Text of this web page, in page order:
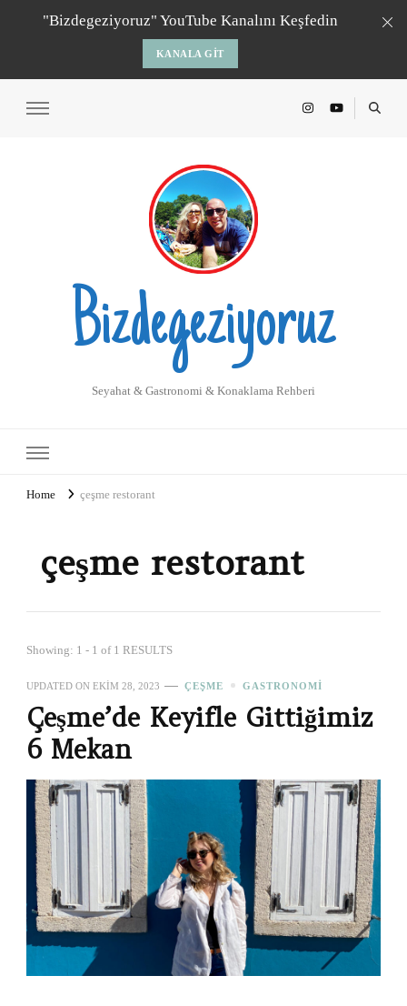
"Bizdegeziyoruz" YouTube Kanalını Keşfedin
KANALA GIT
Bizdegeziyoruz
Seyahat & Gastronomi & Konaklama Rehberi
Home çeşme restorant
çeşme restorant
Showing: 1 - 1 of 1 RESULTS
UPDATED ON EKIM 28, 2023 ÇEŞME GASTRONOMI
Çeşme’de Keyifle Gittiğimiz
6 Mekan